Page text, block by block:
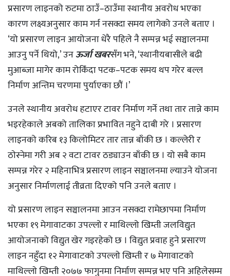
प्रसारण लाइनको रुटमा ठाउँ–ठाउँमा स्थानीय अवरोध भएका
कारण लक्ष्यअनुसार काम गर्न नसक्दा समय लागेको उनले बताए ।
‘यो प्रसारण लाइन आयोजना धेरै पहिले नै सम्पन्न भई सञ्चालनमा
आउनु पर्ने थियो,’ उनऊर्जा खबरसँग भने, ‘स्थानीयबासीले बढी
मुआब्जा मागेर काम रोकिँदा पटक–पटक समय थप गरेर बल्ल
निर्माण अन्तिम चरणमा पुर्याएका छौं ।’
उनले स्थानीय अवरोध हटाएर टावर निर्माण गर्ने तथा तार तान्ने काम
भइरहेकाले अबको तालिका प्रभावित नहुने दाबी गरे । प्रसारण
लाइनको करिब १३ किलोमिटर तार तान्न बाँकी छ । कल्लेरी र
ठाेस्नेमा गरी अब २ वटा टावर ठड्याउन बाँकी छ । यो सबै काम
सम्पन्न गरेर २ महिनाभित्र प्रसारण लाइन सञ्चालनमा ल्याउने योजना
अनुसार निर्माणलाई तीव्रता दिएको पनि उनले बताए ।
यो प्रसारण लाइन सञ्चालनमा आउन नसक्दा रामेछापमा निर्माण
भएका १९ मेगावाटका उपल्लो र माथिल्लो खिम्ती जलविद्युत
आयोजनाको विद्युत खेर गइरहेको छ । विद्युत प्रवाह हुने प्रसारण
लाइन नहुँदा १२ मेगावाटकाे उपल्लाे खिम्ती र ७ मेगावाटकाे
माथिल्लाे खिम्ती २०७७ फागुनमा निर्माण सम्पन्न भए पनि अहिलेसम्म